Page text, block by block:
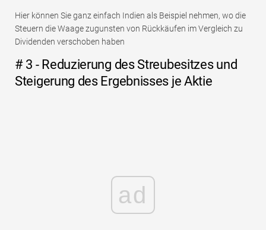
Hier können Sie ganz einfach Indien als Beispiel nehmen, wo die
Steuern die Waage zugunsten von Rückkäufen im Vergleich zu
Dividenden verschoben haben
# 3 - Reduzierung des Streubesitzes und
Steigerung des Ergebnisses je Aktie
ad